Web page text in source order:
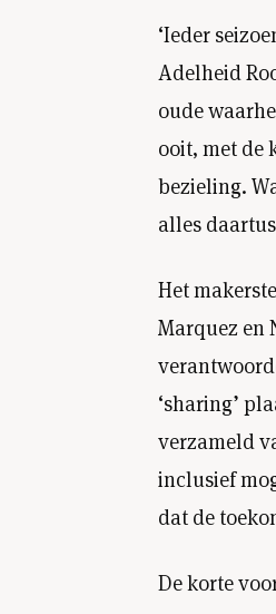
‘Ieder
Adelheid
oude
ooit, met de
bezieling.
alles
Het
Marquez en
‘sharing’
verzameld
inclusief
dat de
De korte